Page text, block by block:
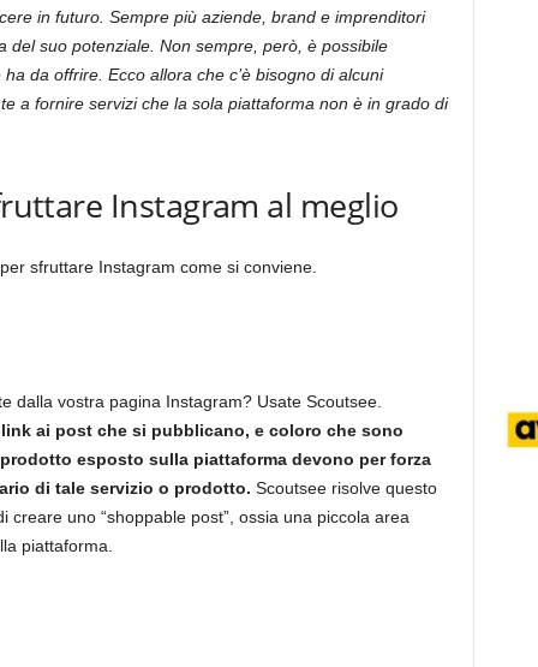
in futuro. Sempre più aziende, brand e imprenditori
del suo potenziale. Non sempre, però, è possibile
da offrire. Ecco allora che c’è bisogno di alcuni
a fornire servizi che la sola piattaforma non è in grado di
Instagram al meglio
sfruttare Instagram come si conviene.
dalla vostra pagina Instagram? Usate Scoutsee.
ai post che si pubblicano, e coloro che sono
esposto sulla piattaforma devono per forza
di tale servizio o prodotto. Scoutsee risolve questo
creare uno “shoppable post”, ossia una piccola area
piattaforma.